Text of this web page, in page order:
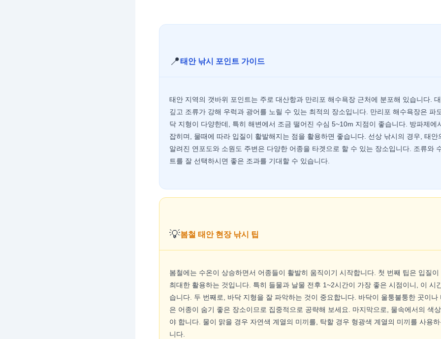
📍태안 낚시 포인트 가이드
태안 지역의 갯바위 포인트는 주로 대산항과 만리포 해수욕장 근처에 분포해 있습니다.
깊고 조류가 강해 우럭과 광어를 노릴 수 있는 최적의 장소입니다. 만리포 해수욕장은 파
닥 지형이 다양한데, 특히 해변에서 조금 떨어진 수심 5~10m 지점이 좋습니다. 방파제에
잡히며, 물때에 따라 입질이 활발해지는 점을 활용하면 좋습니다. 선상 낚시의 경우, 태안
알려진 연포도와 소원도 주변은 다양한 어종을 타겟으로 할 수 있는 장소입니다. 조류와
트를 잘 선택하시면 좋은 조과를 기대할 수 있습니다.
💡봄철 태안 현장 낚시 팁
봄철에는 수온이 상승하면서 어종들이 활발히 움직이기 시작합니다. 첫 번째 팁은 입질
최대한 활용하는 것입니다. 특히 들물과 날물 전후 1~2시간이 가장 좋은 시점이니, 이 시
습니다. 두 번째로, 바닥 지형을 잘 파악하는 것이 중요합니다. 바닥이 울퉁불퉁한 곳이나
은 어종이 숨기 좋은 장소이므로 집중적으로 공략해 보세요. 마지막으로, 물속에서의 색
야 합니다. 물이 맑을 경우 자연색 계열의 미끼를, 탁할 경우 형광색 계열의 미끼를 사용
니다.